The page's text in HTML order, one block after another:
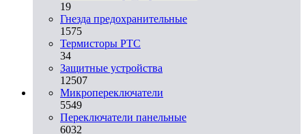
19
Гнезда предохранительные
1575
Термисторы PTC
34
Защитные устройства
12507
Микропереключатели
5549
Переключатели панельные
6032